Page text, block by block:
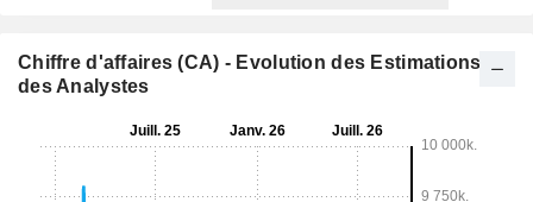
Chiffre d'affaires (CA) - Evolution des Estimations
des Analystes